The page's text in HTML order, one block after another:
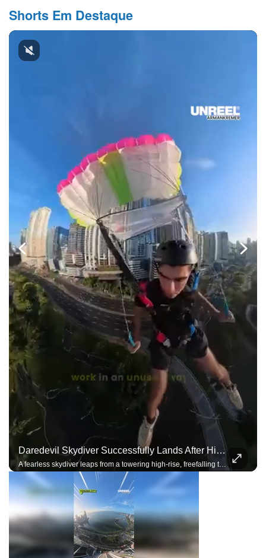
Shorts Em Destaque
Daredevil Skydiver Successfully Lands After High-Rise Skysurfing Jump
A fearless skydiver leaps from a towering high-rise, freefalling through the city skyline before deploying the parachute and landing with incredible precision.